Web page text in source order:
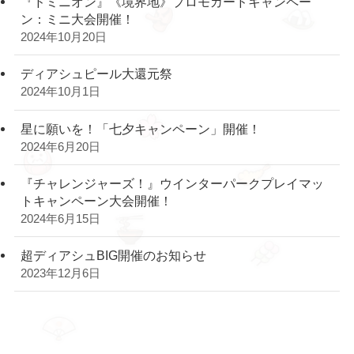
ン：ミニ大会開催！
2024年10月20日
ディアシュピール大還元祭
2024年10月1日
星に願いを！「七夕キャンペーン」開催！
2024年6月20日
『チャレンジャーズ！』ウインターパークプレイマッ
トキャンペーン大会開催！
2024年6月15日
超ディアシュBIG開催のお知らせ
2023年12月6日